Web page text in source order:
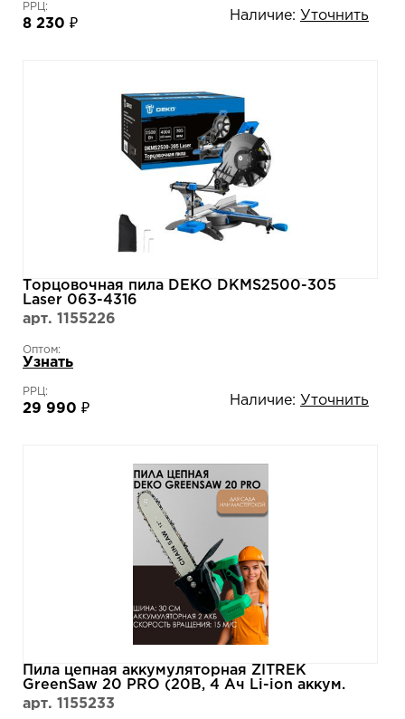
РРЦ:
8 230 ₽
Наличие: Уточнить
Торцовочная пила DEKO DKMS2500-305
Laser 063-4316
арт. 1155226
Оптом:
Узнать
РРЦ:
29 990 ₽
Наличие: Уточнить
Пила цепная аккумуляторная ZITREK
GreenSaw 20 PRO (20В, 4 Ач Li-ion аккум.
2шт, ЗУ) 082-1852
арт. 1155233